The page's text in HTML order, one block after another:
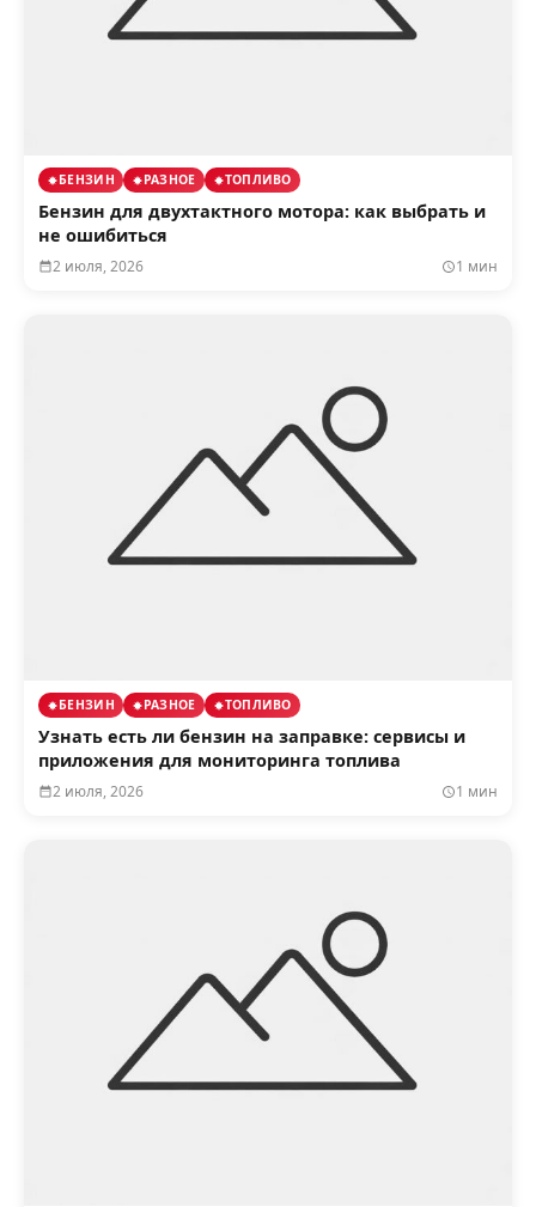
БЕНЗИН РАЗНОЕ ТОПЛИВО
Бензин для двухтактного мотора: как выбрать и
не ошибиться
2 июля, 2026 1 мин
БЕНЗИН РАЗНОЕ ТОПЛИВО
Узнать есть ли бензин на заправке: сервисы и
приложения для мониторинга топлива
2 июля, 2026 1 мин